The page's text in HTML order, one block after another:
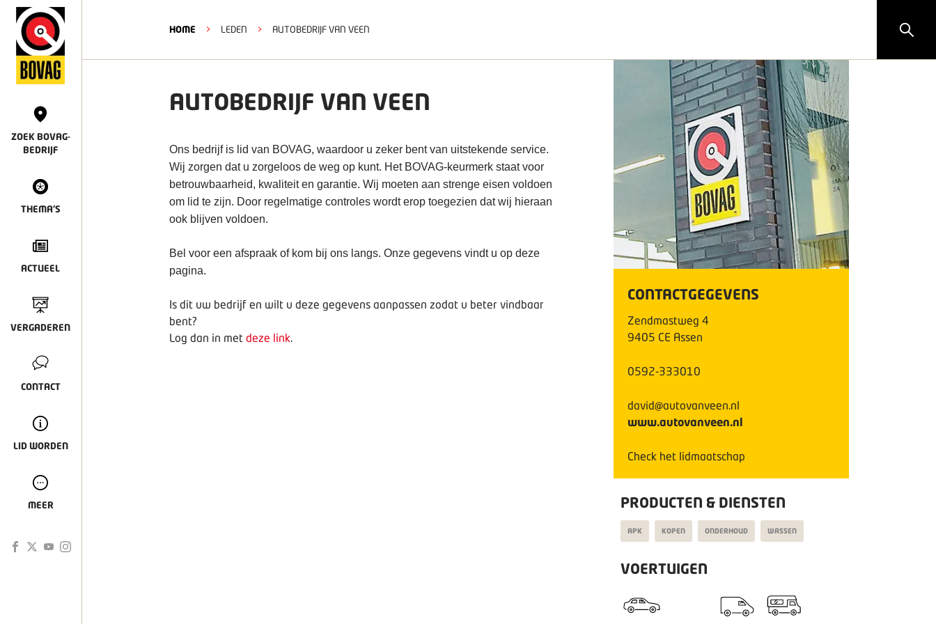
ZOEK BOVAG-
BEDRIJF
THEMA'S
ACTUEEL
VERGADEREN
CONTACT
LID WORDEN
MEER
HOME > LEDEN > AUTOBEDRIJF VAN VEEN
AUTOBEDRIJF VAN VEEN
Ons bedrijf is lid van BOVAG, waardoor u zeker bent van uitstekende service.
Wij zorgen dat u zorgeloos de weg op kunt. Het BOVAG-keurmerk staat voor
betrouwbaarheid, kwaliteit en garantie. Wij moeten aan strenge eisen voldoen
om lid te zijn. Door regelmatige controles wordt erop toegezien dat wij hieraan
ook blijven voldoen.
Bel voor een afspraak of kom bij ons langs. Onze gegevens vindt u op deze
pagina.
Is dit uw bedrijf en wilt u deze gegevens aanpassen zodat u beter vindbaar
bent?
Log dan in met deze link.
CONTACTGEGEVENS
Zendmastweg 4
9405 CE Assen
0592-333010
david@autovanveen.nl
www.autovanveen.nl
Check het lidmaatschap
PRODUCTEN & DIENSTEN
APK KOPEN ONDERHOUD WASSEN
VOERTUIGEN